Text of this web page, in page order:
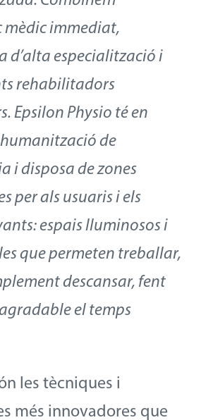
immediat,
d’alta especialització i
rehabilitadors
Epsilon Physio té en
de
i disposa de zones
per als usuaris i els
espais lluminosos i
que permeten treballar,
descansar, fent
el temps
les tècniques i
més innovadores que